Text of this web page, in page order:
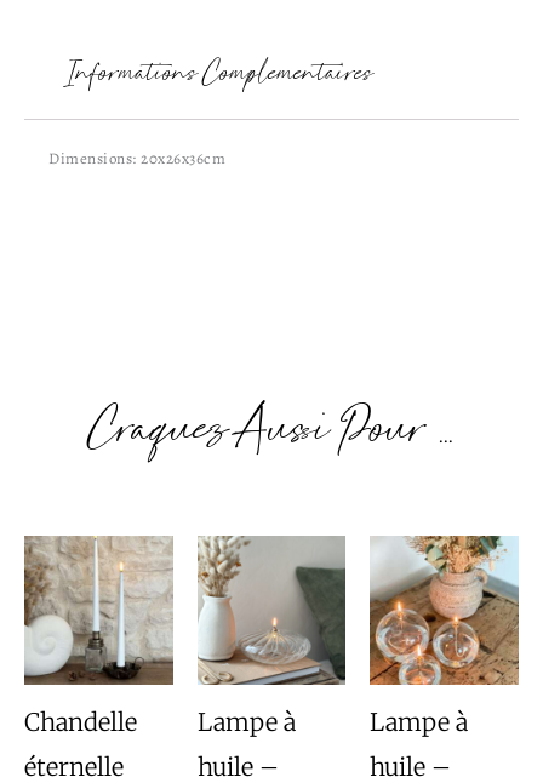
Informations Complémentaires
Dimensions: 20x26x36cm
Craquez Aussi Pour ...
Chandelle
éternelle
Lampe à
huile –
de
prix :
22,50€
à
32,50€
Lampe à
huile –
Plage
de
prix :
15,50€
à
21,50€